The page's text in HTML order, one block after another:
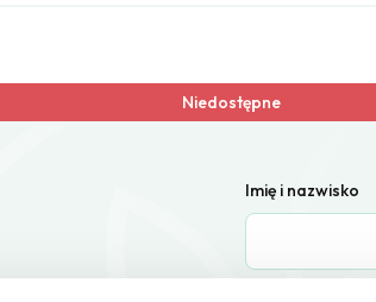
Niedostępne
Imię i nazwisko